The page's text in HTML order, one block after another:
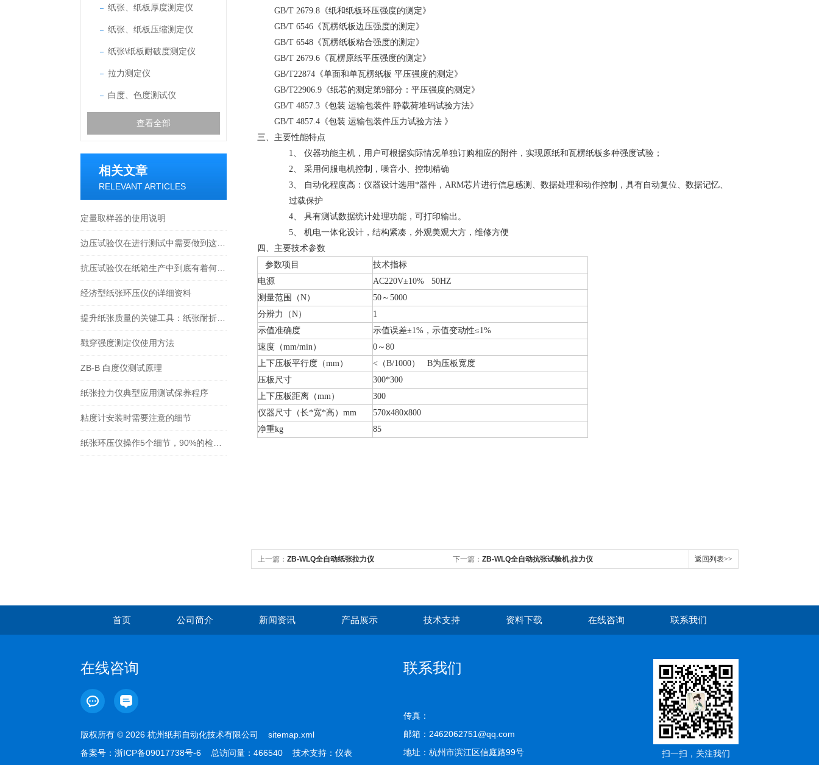
纸张、纸板厚度测定仪
纸张、纸板压缩测定仪
纸张\纸板耐破度测定仪
拉力测定仪
白度、色度测试仪
查看全部
相关文章
RELEVANT ARTICLES
定量取样器的使用说明
经济型纸张环压仪的详细资料
戳穿强度测定仪使用方法
ZB-B 白度仪测试原理
纸张拉力仪典型应用测试保养程序
粘度计安装时需要注意的细节
GB/T 2679.8《纸和纸板环压强度的测定》
GB/T 6546《瓦楞纸板边压强度的测定》
GB/T 6548《瓦楞纸板粘合强度的测定》
GB/T 2679.6《瓦楞原纸平压强度的测定》
GB/T22874《单面和单瓦楞纸板 平压强度的测定》
GB/T22906.9《纸芯的测定第9部分：平压强度的测定》
GB/T 4857.3《包装 运输包装件 静载荷堆码试验方法》
GB/T 4857.4《包装 运输包装件压力试验方法 》
三、主要性能特点
1、仪器功能主机，用户可根据实际情况单独订购相应的附件，实现原纸和瓦楞纸板多种强度试验；
2、采用伺服电机控制，噪音小、控制精确
3、
自动化程度高：仪器设计选用*器件，ARM芯片进行信息感测、数据处理和动作控制，具有自动复位、数据记忆、
过载保护
4、具有测试数据统计处理功能，可打印输出。
5、机电一体化设计，结构紧凑，外观美观大方，维修方便
四、主要技术参数
参数项目
技术指标
电源
AC220V±10% 50HZ
测量范围（N）
50～5000
分辨力（N）
1
示值准确度
示值误差±1%，示值变动性≤1%
速度（mm/min） 0 ～80
上下压板平行度（mm）
<（B/1000） B为压板宽度
压板尺寸
300*300
上下压板距离（mm）
300
仪器尺寸（长*宽*高）mm
570ⅹ480ⅹ800
净重kg
85
上一篇： ZB-WLQ全自动纸张拉力仪 下一篇： ZB-WLQ全自动抗张试验机,拉力仪 返回列表>>
首页 公司简介 新闻资讯 产品展示 技术支持 资料下载 在线咨询 联系我们
在线咨询
版权所有 © 2026 杭州纸邦自动化技术有限公司 sitemap.xml
备案号： 浙ICP备09017738号-6 总访问量：466540 技术支持： 仪表
联系我们
传真：
邮箱：2462062751@qq.com
地址：杭州市滨江区信庭路99号
扫一扫，关注我们